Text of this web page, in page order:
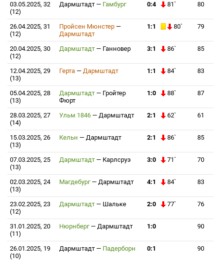
03.05.2025, 32
(12)
Дармштадт — Гамбург 0:4 81` 80
26.04.2025, 31
(12)
Пройсен Мюнстер —
Дармштадт
1:1 80` 79
20.04.2025, 30
(12)
Дармштадт — Ганновер 3:1 86` 85
12.04.2025, 29
(13)
Герта — Дармштадт 1:1 84` 83
05.04.2025, 28
(13)
Дармштадт — Гройтер
Фюрт
1:0 88` 87
28.03.2025, 27
(14)
Ульм 1846 — Дармштадт 2:1 62` 61
15.03.2025, 26
(13)
Кельн — Дармштадт 2:1 86` 85
07.03.2025, 25
(13)
Дармштадт — Карлсруэ 3:0 71` 70
02.03.2025, 24
(13)
Магдебург — Дармштадт 4:1 84` 83
23.02.2025, 23
(12)
Дармштадт — Шальке 2:0 77` 76
31.01.2025, 20
(11)
Нюрнберг — Дармштадт 1:0 90
26.01.2025, 19
(10)
Дармштадт — Падерборн 0:1 90